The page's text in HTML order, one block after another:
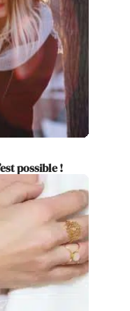
possible !